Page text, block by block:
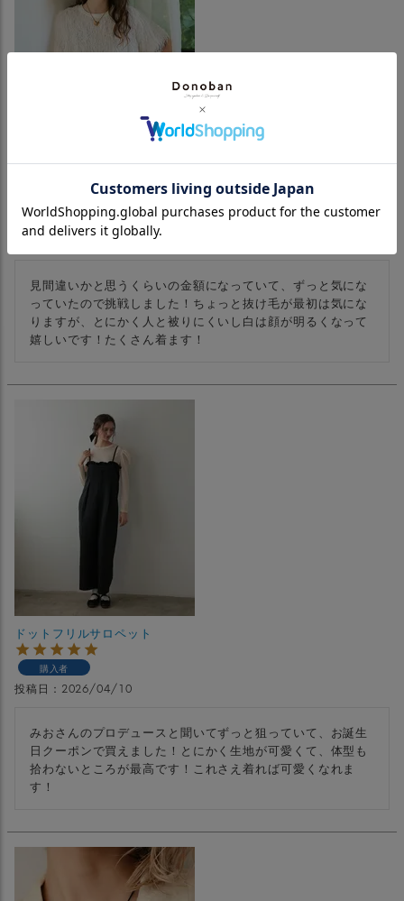
モンスターチュニック
購入者
投稿日 2026/04/10
見間違いかと思うくらいの金額になっていて、ずっと気にな
っていたので挑戦しました！ちょっと抜け毛が最初は気にな
りますが、とにかく人と被りにくいし白は顔が明るくなって
嬉しいです！たくさん着ます！
ドットフリルサロペット
購入者
投稿日 2026/04/10
みおさんのプロデュースと聞いてずっと狙っていて、お誕生
日クーポンで買えました！とにかく生地が可愛くて、体型も
拾わないところが最高です！これさえ着れば可愛くなれま
す！